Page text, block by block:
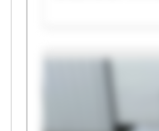
Omnibusverkehr
Omnibusverkehr
Grebe GmbH
Omnibusverkehr
Grebe GmbH
Omnibusverkehr